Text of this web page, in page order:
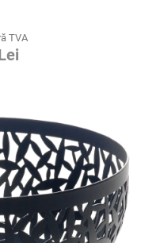
TVA